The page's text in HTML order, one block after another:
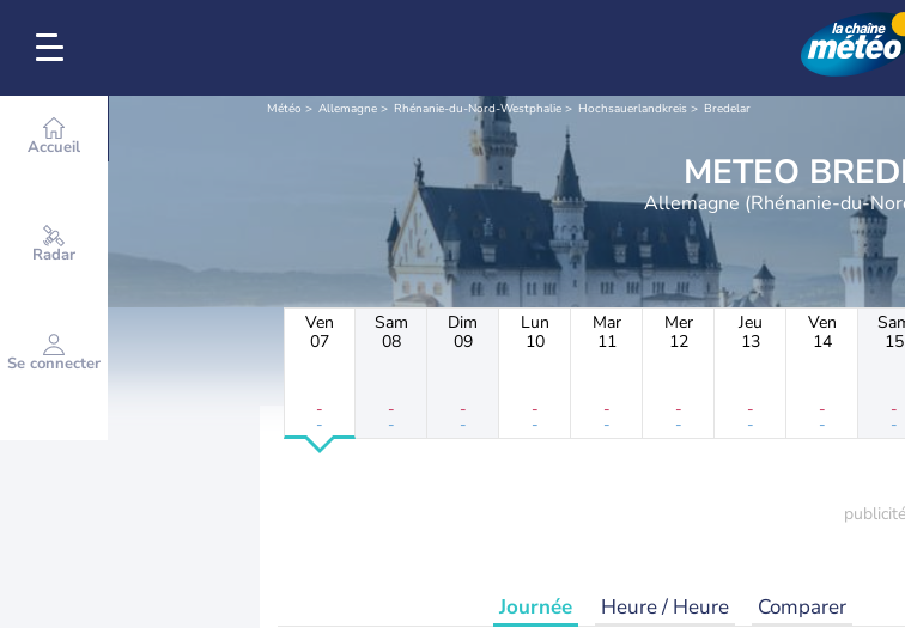
Accueil
Radar
Se connecter
Météo Allemagne Rhénanie-du-Nord-Westphalie Hochsauerlandkreis Bredelar
METEO
Allemagne (Rhénanie-du-
Ven
07
-
-
Sam
08
-
-
Dim
09
-
-
Lun
10
-
-
Mar
11
-
-
Mer
12
-
-
Jeu
13
-
-
Ven
14
-
-
15
-
-
Journée Heure / Heure Comparer